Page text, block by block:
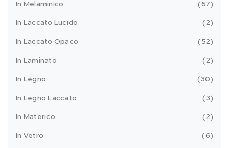
In Melaminico 67
In Laccato Lucido 2
In Laccato Opaco 52
In Laminato 2
In Legno 30
In Legno Laccato 3
In Materico 2
In Vetro 6